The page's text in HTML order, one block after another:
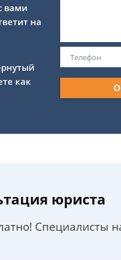
вами
на
как
юриста
Специалисты